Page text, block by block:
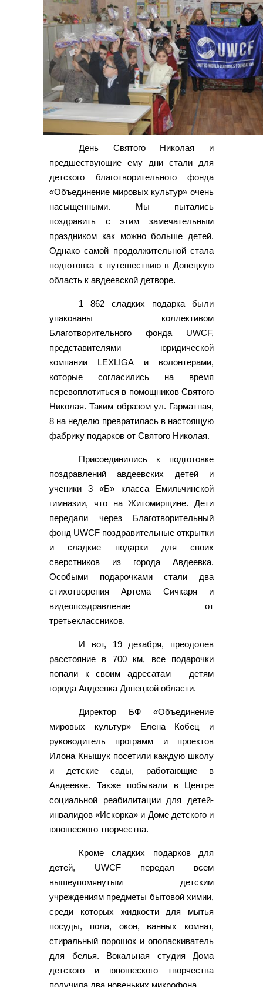
День Святого Николая и
предшествующие ему дни стали для
детского благотворительного фонда
«Объединение мировых культур» очень
насыщенными. Мы пытались
поздравить с этим замечательным
праздником как можно больше детей.
Однако самой продолжительной стала
подготовка к путешествию в Донецкую
область к авдеевской детворе.
1 862 сладких подарка были
упакованы коллективом
Благотворительного фонда UWCF,
представителями юридической
компании LEXLIGA и волонтерами,
которые согласились на время
перевоплотиться в помощников Святого
Николая. Таким образом ул. Гарматная,
8 на неделю превратилась в настоящую
фабрику подарков от Святого Николая.
Присоединились к подготовке
поздравлений авдеевских детей и
ученики 3 «Б» класса Емильчинской
гимназии, что на Житомирщине. Дети
передали через Благотворительный
фонд UWCF поздравительные открытки
и сладкие подарки для своих
сверстников из города Авдеевка.
Особыми подарочками стали два
стихотворения Артема Сичкаря и
видеопоздравление от
третьеклассников.
И вот, 19 декабря, преодолев
расстояние в 700 км, все подарочки
попали к своим адресатам – детям
города Авдеевка Донецкой области.
Директор БФ «Объединение
мировых культур» Елена Кобец и
руководитель программ и проектов
Илона Кнышук посетили каждую школу
и детские сады, работающие в
Авдеевке. Также побывали в Центре
социальной реабилитации для детей-
инвалидов «Искорка» и Доме детского и
юношеского творчества.
Кроме сладких подарков для
детей, UWCF передал всем
вышеупомянутым детским
учреждениям предметы бытовой химии,
среди которых жидкости для мытья
посуды, пола, окон, ванных комнат,
стиральный порошок и ополаскиватель
для белья. Вокальная студия Дома
детского и юношеского творчества